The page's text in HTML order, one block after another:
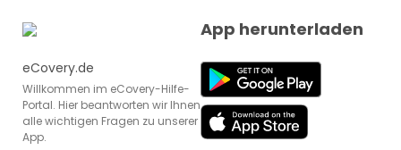
eCovery.de
Willkommen im eCovery-Hilfe-
Portal. Hier beantworten wir Ihnen
alle wichtigen Fragen zu unserer
App.
App herunterladen